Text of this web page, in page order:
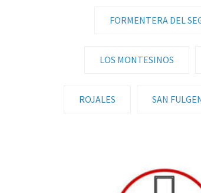
FORMENTERA DEL
LOS MONTESINOS
ROJALES SAN